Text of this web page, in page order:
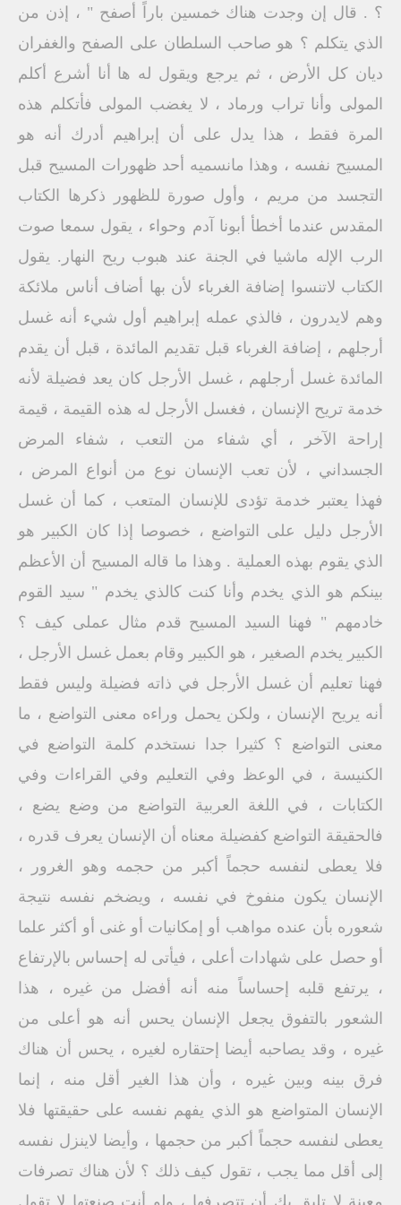
؟ . قال إن وجدت هناك خمسين باراً أصفح " ، إذن من
الذي يتكلم ؟ هو صاحب السلطان على الصفح والغفران
ديان كل الأرض ، ثم يرجع ويقول له ها أنا أشرع أكلم
المولى وأنا تراب ورماد ، لا يغضب المولى فأتكلم هذه
المرة فقط ، هذا يدل على أن إبراهيم أدرك أنه هو
المسيح نفسه ، وهذا مانسميه أحد ظهورات المسيح قبل
التجسد من مريم ، وأول صورة للظهور ذكرها الكتاب
المقدس عندما أخطأ أبونا آدم وحواء ، يقول سمعا صوت
الرب الإله ماشيا في الجنة عند هبوب ريح النهار. يقول
الكتاب لاتنسوا إضافة الغرباء لأن بها أضاف أناس ملائكة
وهم لايدرون ، فالذي عمله إبراهيم أول شيء أنه غسل
أرجلهم ، إضافة الغرباء قبل تقديم المائدة ، قبل أن يقدم
المائدة غسل أرجلهم ، غسل الأرجل كان يعد فضيلة لأنه
خدمة تريح الإنسان ، فغسل الأرجل له هذه القيمة ، قيمة
إراحة الآخر ، أي شفاء من التعب ، شفاء المرض
الجسداني ، لأن تعب الإنسان نوع من أنواع المرض ،
فهذا يعتبر خدمة تؤدى للإنسان المتعب ، كما أن غسل
الأرجل دليل على التواضع ، خصوصا إذا كان الكبير هو
الذي يقوم بهذه العملية . وهذا ما قاله المسيح أن الأعظم
بينكم هو الذي يخدم وأنا كنت كالذي يخدم " سيد القوم
خادمهم " فهنا السيد المسيح قدم مثال عملی کیف ؟
الكبير يخدم الصغير ، هو الكبير وقام بعمل غسل الأرجل ،
فهنا تعليم أن غسل الأرجل في ذاته فضيلة وليس فقط
أنه يريح الإنسان ، ولكن يحمل وراءه معنى التواضع ، ما
معنى التواضع ؟ كثيرا جدا نستخدم كلمة التواضع في
الكنيسة ، في الوعظ وفي التعليم وفي القراءات وفي
الكتابات ، في اللغة العربية التواضع من وضع يضع ،
فالحقيقة التواضع كفضيلة معناه أن الإنسان يعرف قدره ،
فلا يعطى لنفسه حجماً أكبر من حجمه وهو الغرور ،
الإنسان يكون منفوخ في نفسه ، ويضخم نفسه نتيجة
شعوره بأن عنده مواهب أو إمكانيات أو غنى أو أكثر علما
أو حصل على شهادات أعلى ، فيأتى له إحساس بالإرتفاع
، يرتفع قلبه إحساساً منه أنه أفضل من غيره ، هذا
الشعور بالتفوق يجعل الإنسان يحس أنه هو أعلى من
غيره ، وقد يصاحبه أيضا إحتقاره لغيره ، يحس أن هناك
فرق بينه وبين غيره ، وأن هذا الغير أقل منه ، إنما
الإنسان المتواضع هو الذي يفهم نفسه على حقيقتها فلا
يعطى لنفسه حجماً أكبر من حجمها ، وأيضا لاينزل نفسه
إلى أقل مما يجب ، تقول كيف ذلك ؟ لأن هناك تصرفات
معينة لا تليق بك أن تتصرفها ، ولو أنت صنعتها لا تقول